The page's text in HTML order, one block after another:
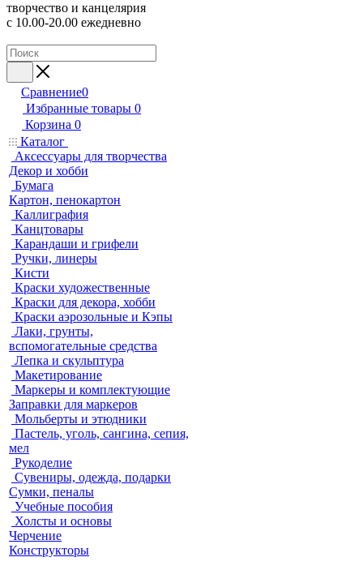
творчество и канцелярия
с 10.00-20.00 ежедневно
Сравнение0
Избранные товары 0
Корзина 0
Каталог
Аксессуары для творчества
Декор и хобби
Бумага
Картон, пенокартон
Каллиграфия
Канцтовары
Карандаши и грифели
Ручки, линеры
Кисти
Краски художественные
Краски для декора, хобби
Краски аэрозольные и Кэпы
Лаки, грунты,
вспомогательные средства
Лепка и скульптура
Макетирование
Маркеры и комплектующие
Заправки для маркеров
Мольберты и этюдники
Пастель, уголь, сангина, сепия,
мел
Рукоделие
Сувениры, одежда, подарки
Сумки, пеналы
Учебные пособия
Холсты и основы
Черчение
Конструкторы